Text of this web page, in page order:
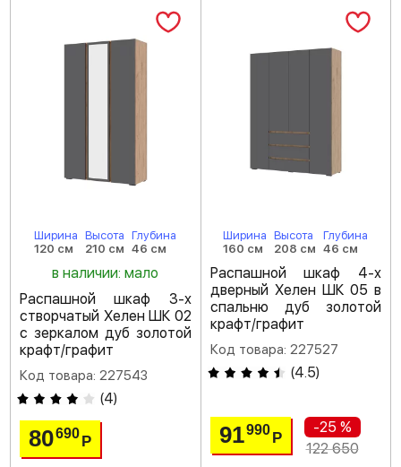
Ширина
120 см
Высота
210 см
Глубина
46 см
в наличии: мало
Распашной шкаф 3-х
створчатый Хелен ШК 02
с зеркалом дуб золотой
крафт/графит
Код товара: 227543
(4)
80690Р
Ширина
160 см
Высота
208 см
Глубина
46 см
Распашной шкаф 4-х
дверный Хелен ШК 05 в
спальню дуб золотой
крафт/графит
Код товара: 227527
(4.5)
91990 Р
-25 %
122 650